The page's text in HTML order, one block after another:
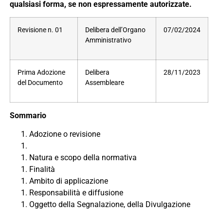
qualsiasi forma, se non espressamente autorizzate.
Revisione n. 01
Delibera dell’Organo
Amministrativo
07/02/2024
Prima Adozione
del Documento
Delibera
Assembleare
28/11/2023
Sommario
Adozione o revisione
Natura e scopo della normativa
Finalità
Ambito di applicazione
Responsabilità e diffusione
Oggetto della Segnalazione, della Divulgazione